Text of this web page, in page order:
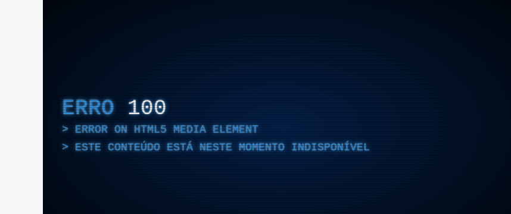
ERRO 100
ERROR ON HTML5 MEDIA ELEMENT
ESTE CONTEÚDO ESTÁ NESTE MOMENTO INDISPONÍVEL